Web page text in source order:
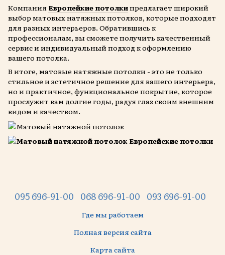
Компания Европейкие потолкипредлагает широкий
выбор матовых натяжных потолков, которые подходят
для разных интерьеров. Обратившись к
профессионалам, вы сможете получить качественный
сервис и индивидуальный подход к оформлению
вашего потолка.
В итоге, матовые натяжные потолки - это не только
стильное и эстетичное решение для вашего интерьера,
но и практичное, функциональное покрытие, которое
прослужит вам долгие годы, радуя глаз своим внешним
видом и качеством.
095 696-91-00 068 696-91-00 093 696-91-00
Где мы работаем
Полная версия сайта
Карта сайта